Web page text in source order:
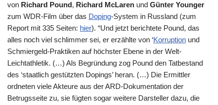
von Richard Pound, Richard McLaren und Günter Younger
zum WDR-Film über das Doping-System in Russland (zum
Report mit 335 Seiten: hier). “Und jetzt berichtete Pound, das
alles noch viel schlimmer sei, er erzählte von ‘Korruption und
Schmiergeld-Praktiken auf höchster Ebene in der Welt-
Leichtathletik. (…) Als Begründung zog Pound den Tatbestand
des ‘staatlich gestützten Dopings’ heran. (…) Die Ermittler
ordneten viele Akteure aus der ARD-Dokumentation der
Betrugsseite zu, sie fügten sogar weitere Darsteller dazu, die